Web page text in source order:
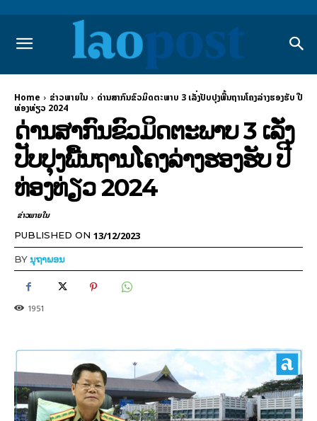
Home ຂ່າວພາຍ​ໃນ
ດ່ານສາກົນຂົວມິດຕະພາບ 3 ເລັ່ງປັບປຸງພື້ນຖານໂຄງລ່າງຮອງຮັບ ປີ
ທ່ອງທ່ຽວ 2024
ດ່ານສາກົນຂົວມິດຕະພາບ 3 ເລັ່ງ
ປັບປຸງພື້ນຖານໂຄງລ່າງຮອງຮັບ ປີ
ທ່ອງທ່ຽວ 2024
ຂ່າວພາຍ​ໃນ
PUBLISHED ON 13/12/2023
BYນຸຖາພອນ
1951